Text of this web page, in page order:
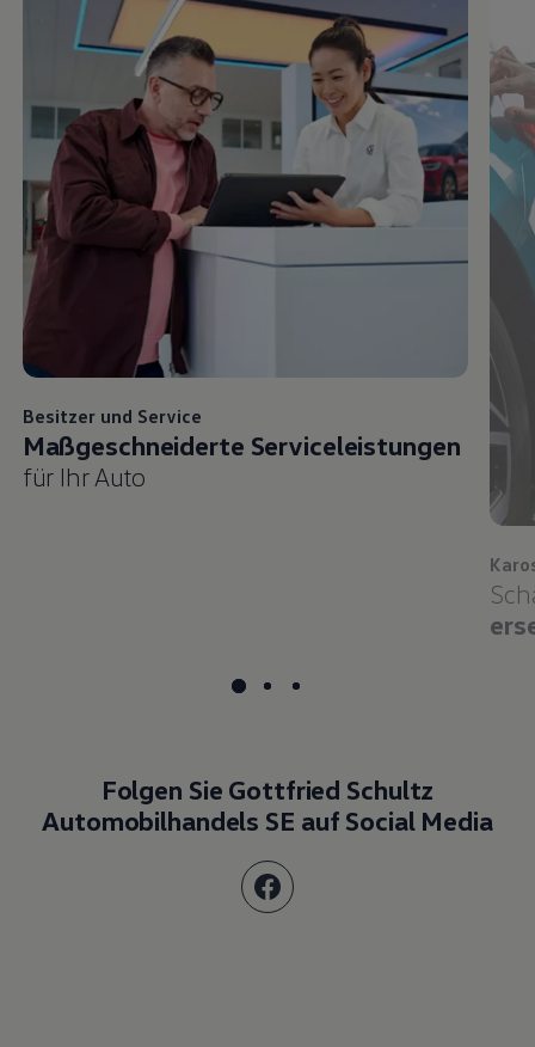
Besitzer und Service
Maßgeschneiderte Serviceleistungen
für Ihr Auto
Folgen Sie Gottfried Schultz
Automobilhandels SE auf Social Media